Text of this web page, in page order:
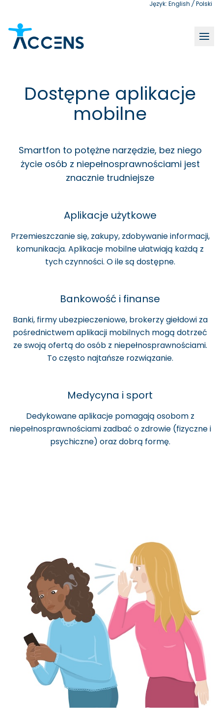
Język: English /Polski
Dostępne aplikacje
mobilne
Smartfon to potężne narzędzie, bez niego
życie osób z niepełnosprawnościami jest
znacznie trudniejsze
Aplikacje użytkowe
Przemieszczanie się, zakupy, zdobywanie informacji,
komunikacja. Aplikacje mobilne ułatwiają każdą z
tych czynności. O ile są dostępne.
Bankowość i finanse
Banki, firmy ubezpieczeniowe, brokerzy giełdowi za
pośrednictwem aplikacji mobilnych mogą dotrzeć
ze swoją ofertą do osób z niepełnosprawnościami.
To często najtańsze rozwiązanie.
Medycyna i sport
Dedykowane aplikacje pomagają osobom z
niepełnosprawnościami zadbać o zdrowie (fizyczne i
psychiczne) oraz dobrą formę.